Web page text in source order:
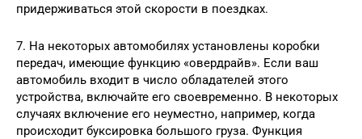
придерживаться этой скорости в поездках.
7. На некоторых автомобилях установлены коробки
передач, имеющие функцию «овердрайв». Если ваш
автомобиль входит в число обладателей этого
устройства, включайте его своевременно. В некоторых
случаях включение его неуместно, например, когда
происходит буксировка большого груза. Функция